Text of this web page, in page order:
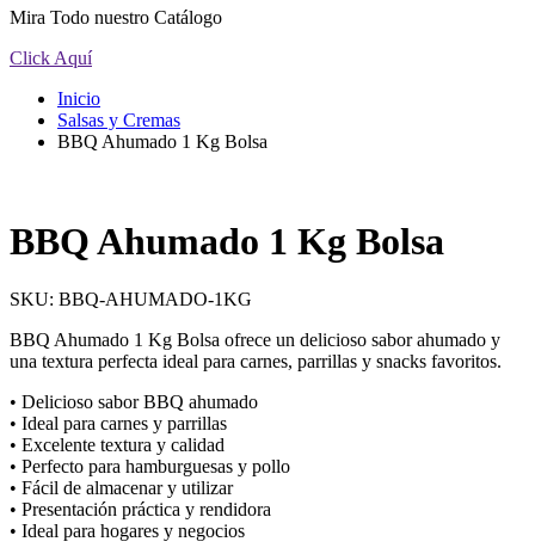
Mira Todo nuestro Catálogo
Click Aquí
Inicio
Salsas y Cremas
BBQ Ahumado 1 Kg Bolsa
BBQ Ahumado 1 Kg Bolsa
SKU: BBQ-AHUMADO-1KG
BBQ Ahumado 1 Kg Bolsa ofrece un delicioso sabor ahumado y
una textura perfecta ideal para carnes, parrillas y snacks favoritos.
• Delicioso sabor BBQ ahumado
• Ideal para carnes y parrillas
• Excelente textura y calidad
• Perfecto para hamburguesas y pollo
• Fácil de almacenar y utilizar
• Presentación práctica y rendidora
• Ideal para hogares y negocios